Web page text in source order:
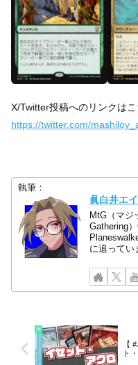
X/Twitter投稿へのリンクは
https://twitter.com/
執筆：
眞白井エ
MtG（マジ
Gathering
に追ってい
【
ト